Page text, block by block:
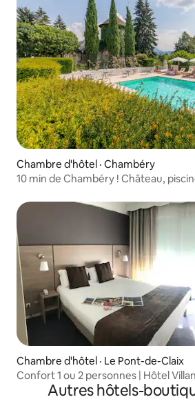
Chambre d'hôtel · Chambéry
10 min de Chambéry ! Château,
Chambre d'hôtel · Le Pont-de-Claix
Confort 1 ou 2 personnes | Hôtel
Autres hôtels-